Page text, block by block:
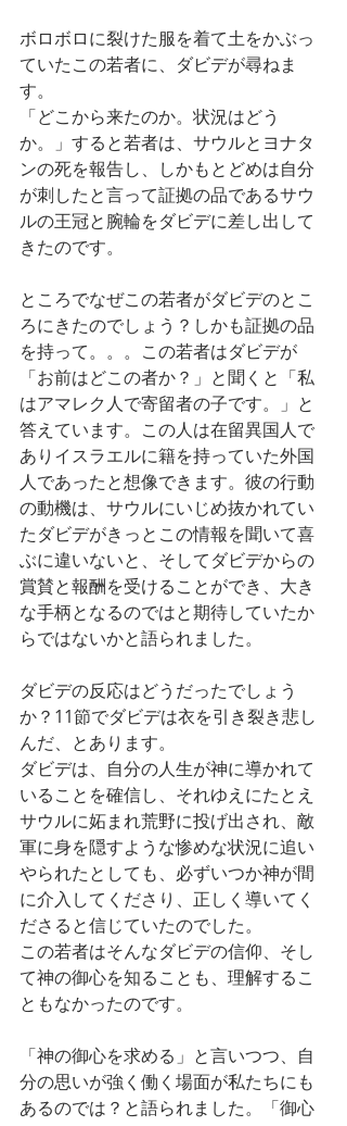
ボロボロに裂けた服を着て土をかぶっ
ていたこの若者に、ダビデが尋ねま
す。
「どこから来たのか。状況はどう
か。」すると若者は、サウルとヨナタ
ンの死を報告し、しかもとどめは自分
が刺したと言って証拠の品であるサウ
ルの王冠と腕輪をダビデに差し出して
きたのです。
ところでなぜこの若者がダビデのとこ
ろにきたのでしょう？しかも証拠の品
を持って。。。この若者はダビデが
「お前はどこの者か？」と聞くと「私
はアマレク人で寄留者の子です。」と
答えています。この人は在留異国人で
ありイスラエルに籍を持っていた外国
人であったと想像できます。彼の行動
の動機は、サウルにいじめ抜かれてい
たダビデがきっとこの情報を聞いて喜
ぶに違いないと、そしてダビデからの
賞賛と報酬を受けることができ、大き
な手柄となるのではと期待していたか
らではないかと語られました。
ダビデの反応はどうだったでしょう
か？11節でダビデは衣を引き裂き悲し
んだ、とあります。
ダビデは、自分の人生が神に導かれて
いることを確信し、それゆえにたとえ
サウルに妬まれ荒野に投げ出され、敵
軍に身を隠すような惨めな状況に追い
やられたとしても、必ずいつか神が間
に介入してくださり、正しく導いてく
ださると信じていたのでした。
この若者はそんなダビデの信仰、そし
て神の御心を知ることも、理解するこ
ともなかったのです。
「神の御心を求める」と言いつつ、自
分の思いが強く働く場面が私たちにも
あるのでは？と語られました。「御心